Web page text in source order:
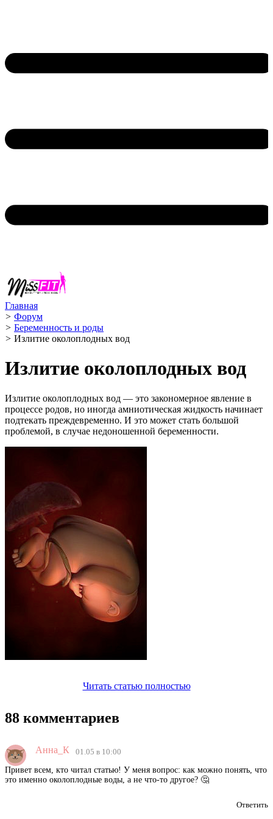
Главная
> Форум
> Беременность и роды
> Излитие околоплодных вод
Излитие околоплодных вод
Излитие околоплодных вод — это закономерное явление в
процессе родов, но иногда амниотическая жидкость начинает
подтекать преждевременно. И это может стать большой
проблемой, в случае недоношенной беременности.
Читать статью полностью
88 комментариев
Анна_К 01.05 в 10:00
Привет всем, кто читал статью! У меня вопрос: как можно понять, что
это именно околоплодные воды, а не что-то другое? 🤔
Ответить